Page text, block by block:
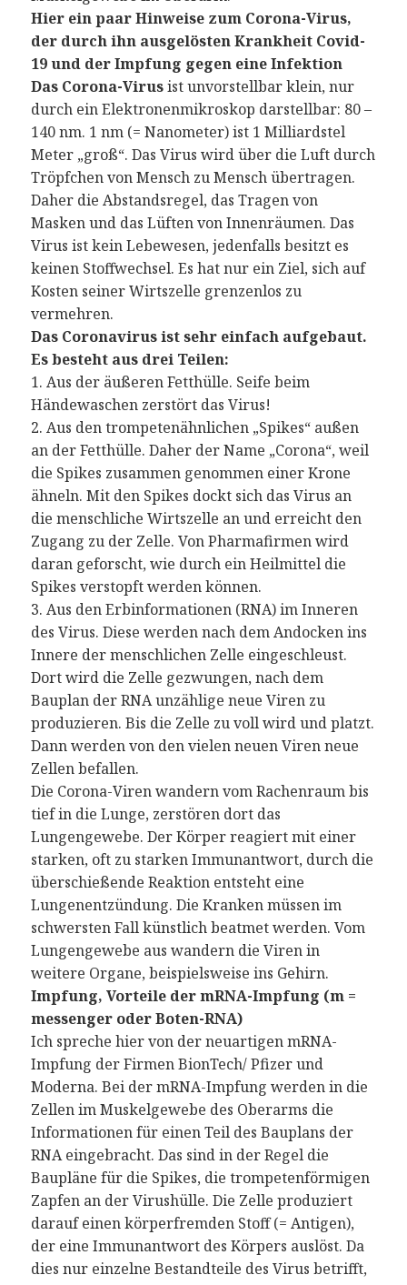
Hier ein paar Hinweise zum Corona-Virus,
der durch ihn ausgelösten Krankheit Covid-
19 und der Impfung gegen eine Infektion
Das Corona-Virusist unvorstellbar klein, nur
durch ein Elektronenmikroskop darstellbar: 80 –
140 nm. 1 nm (= Nanometer) ist 1 Milliardstel
Meter „groß“. Das Virus wird über die Luft durch
Tröpfchen von Mensch zu Mensch übertragen.
Daher die Abstandsregel, das Tragen von
Masken und das Lüften von Innenräumen. Das
Virus ist kein Lebewesen, jedenfalls besitzt es
keinen Stoffwechsel. Es hat nur ein Ziel, sich auf
Kosten seiner Wirtszelle grenzenlos zu
vermehren.
Das Coronavirus ist sehr einfach aufgebaut.
Es besteht aus drei Teilen:
1. Aus der äußeren Fetthülle. Seife beim
Händewaschen zerstört das Virus!
2. Aus den trompetenähnlichen „Spikes“ außen
an der Fetthülle. Daher der Name „Corona“, weil
die Spikes zusammen genommen einer Krone
ähneln. Mit den Spikes dockt sich das Virus an
die menschliche Wirtszelle an und erreicht den
Zugang zu der Zelle. Von Pharmafirmen wird
daran geforscht, wie durch ein Heilmittel die
Spikes verstopft werden können.
3. Aus den Erbinformationen (RNA) im Inneren
des Virus. Diese werden nach dem Andocken ins
Innere der menschlichen Zelle eingeschleust.
Dort wird die Zelle gezwungen, nach dem
Bauplan der RNA unzählige neue Viren zu
produzieren. Bis die Zelle zu voll wird und platzt.
Dann werden von den vielen neuen Viren neue
Zellen befallen.
Die Corona-Viren wandern vom Rachenraum bis
tief in die Lunge, zerstören dort das
Lungengewebe. Der Körper reagiert mit einer
starken, oft zu starken Immunantwort, durch die
überschießende Reaktion entsteht eine
Lungenentzündung. Die Kranken müssen im
schwersten Fall künstlich beatmet werden. Vom
Lungengewebe aus wandern die Viren in
weitere Organe, beispielsweise ins Gehirn.
Impfung, Vorteile der mRNA-Impfung (m =
messenger oder Boten-RNA)
Ich spreche hier von der neuartigen mRNA-
Impfung der Firmen BionTech/ Pfizer und
Moderna. Bei der mRNA-Impfung werden in die
Zellen im Muskelgewebe des Oberarms die
Informationen für einen Teil des Bauplans der
RNA eingebracht. Das sind in der Regel die
Baupläne für die Spikes, die trompetenförmigen
Zapfen an der Virushülle. Die Zelle produziert
darauf einen körperfremden Stoff (= Antigen),
der eine Immunantwort des Körpers auslöst. Da
dies nur einzelne Bestandteile des Virus betrifft,